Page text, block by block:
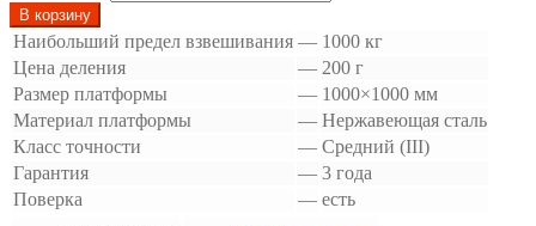
В корзину
Наибольший предел взвешивания — 1000 кг
Цена деления
— 200 г
Размер платформы
— 1000×1000 мм
Материал платформы
— Нержавеющая сталь
Класс точности
— Средний (III)
Гарантия
— 3 года
Поверка
— есть